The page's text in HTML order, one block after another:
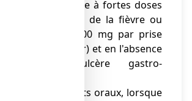
l'aspirine est utilisée à fortes doses
dans le traitement de la fièvre ou
des douleurs (≥ 500 mg par prise
et/ou < 3 g par jour) et en l'absence
d'antécédent d'ulcère gastro-
des anticoagulants oraux, lorsque